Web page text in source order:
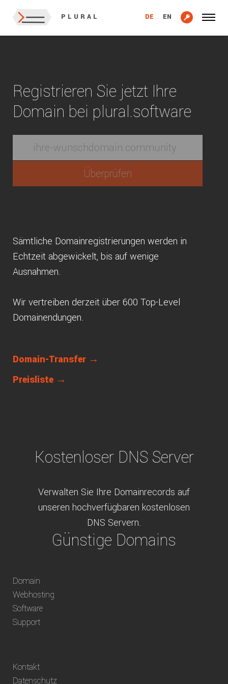
PLURAL DE EN
Registrieren Sie jetzt Ihre
Domain bei plural.software
Sämtliche Domainregistrierungen werden in
Echtzeit abgewickelt, bis auf wenige
Ausnahmen.
Wir vertreiben derzeit über 600 Top-Level
Domainendungen.
Domain-Transfer →
Preisliste →
Kostenloser DNS Server
Verwalten Sie Ihre Domainrecords auf
unseren hochverfügbaren kostenlosen
DNS Servern.
Günstige Domains
weltweit verfügbare Domains inklusive
Vorkasse oder über ein andere verfügbare
Domain
Webhosting
Software
Support
Kontakt
Datenschutz